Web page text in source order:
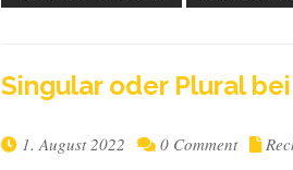
Sin­gu­lar oder Plu­ral
1. August 2022 0 Comment